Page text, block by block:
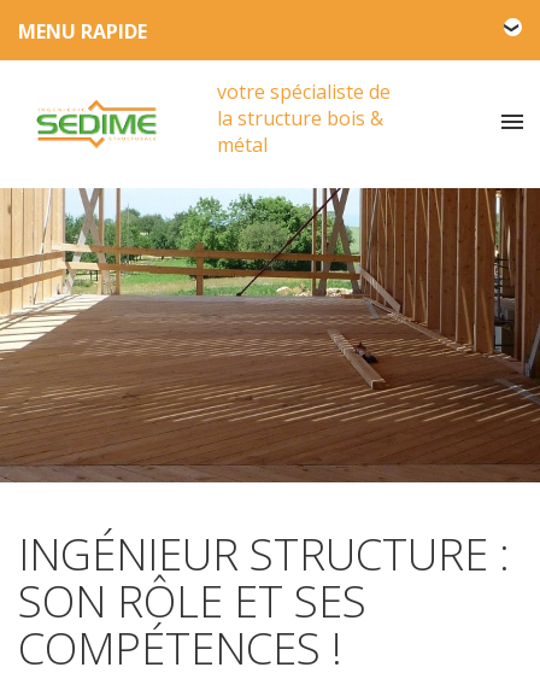
Engagement HSE
Actualités
Presse
Vidéos
votre spécialiste de
la structure bois &
métal
INGÉNIEUR STRUCTURE :
SON RÔLE ET SES
COMPÉTENCES !